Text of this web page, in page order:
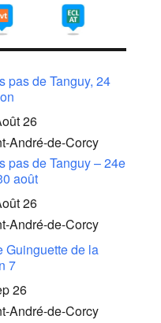
pas de Tanguy, 24
26
André-de-Corcy
pas de Tanguy – 24e
août
26
André-de-Corcy
Guinguette de la
7
26
André-de-Corcy